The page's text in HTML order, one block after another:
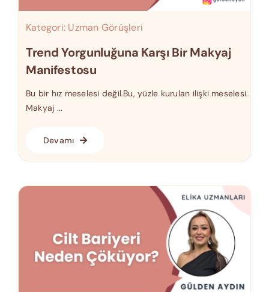
Kategori: Uzman Görüşleri
Trend Yorgunluğuna Karşı Bir Makyaj
Manifestosu
Bu bir hız meselesi değil.Bu, yüzle kurulan ilişki meselesi.
Makyaj ...
Devamı